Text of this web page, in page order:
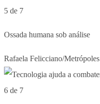
5 de 7
Ossada humana sob análise
Rafaela Felicciano/Metrópoles
6 de 7